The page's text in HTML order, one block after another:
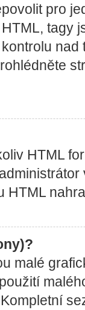
pro
tagy
HTML
HTML
malé